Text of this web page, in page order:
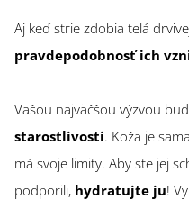
Aj keď strie zdobia telá
pravdepodobnosť ich
Vašou najväčšou výzvou
starostlivosti. Koža je
má svoje limity. Aby ste jej
podporili, hydratujte ju!